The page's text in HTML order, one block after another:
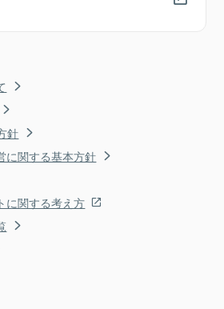
針
に関する基本方針
に関する考え方